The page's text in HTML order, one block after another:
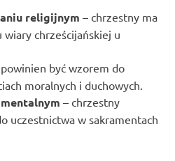
religijnym – chrzestny ma
chrześcijańskiej u
być wzorem do
moralnych i duchowych.
– chrzestny
uczestnictwa w sakramentach